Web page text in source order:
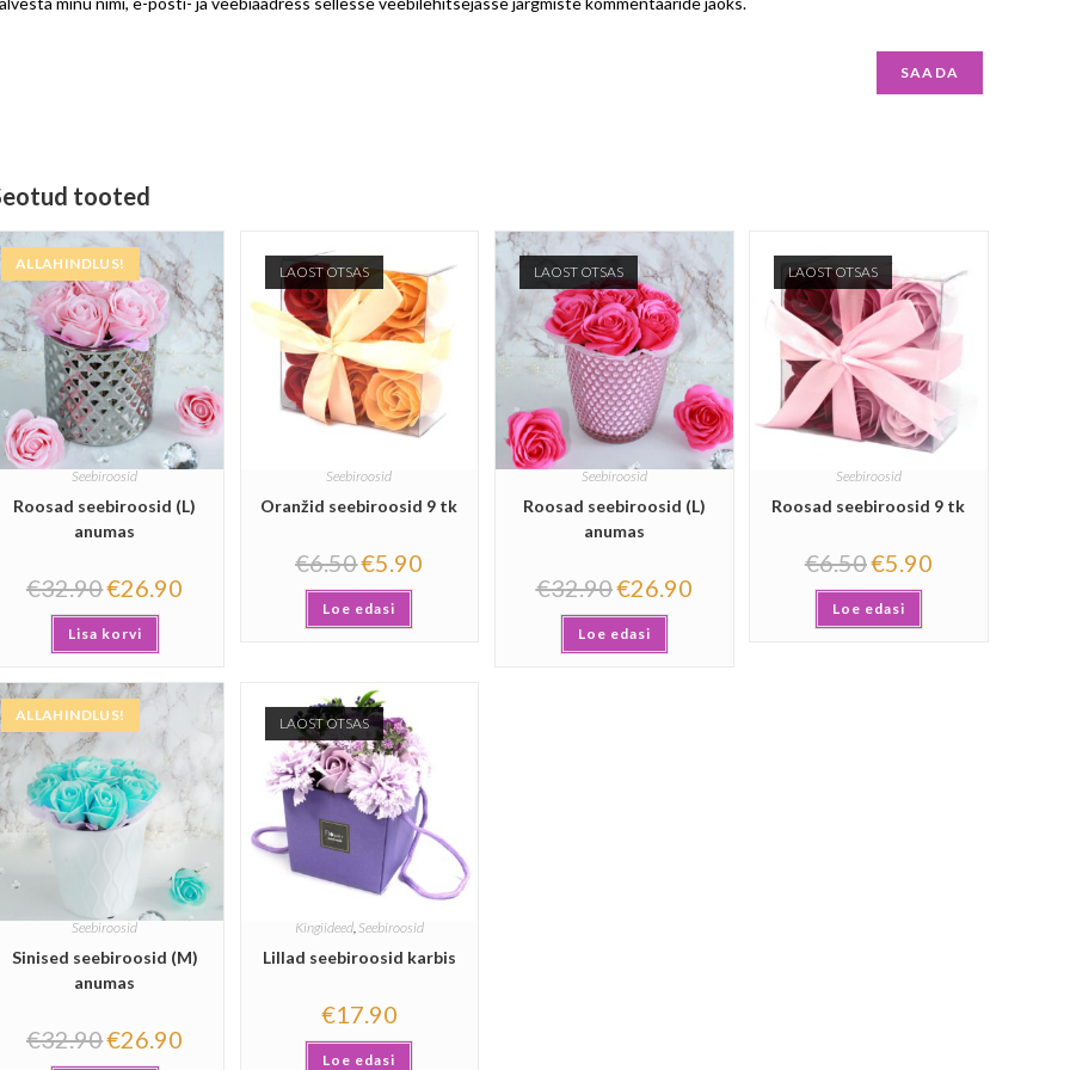
tooted
ALLAHINDLUS!
Seebiroosid
Roosad seebiroosid (L)
anumas
€32.90€26.90
Lisa korvi
LAOST OTSAS
Seebiroosid
Oranžid seebiroosid 9 tk
€6.50€5.90
Loe edasi
LAOST OTSAS
Seebiroosid
Roosad seebiroosid (L)
anumas
€32.90€26.90
Loe edasi
LAOST OTSAS
Seebiroosid
Roosad seebiroosid 9 tk
€6.50€5.90
Loe edasi
ALLAHINDLUS!
Seebiroosid
Sinised seebiroosid (M)
anumas
€32.90€26.90
LAOST OTSAS
Kingiideed, Seebiroosid
Lillad seebiroosid karbis
€17.90
Loe edasi